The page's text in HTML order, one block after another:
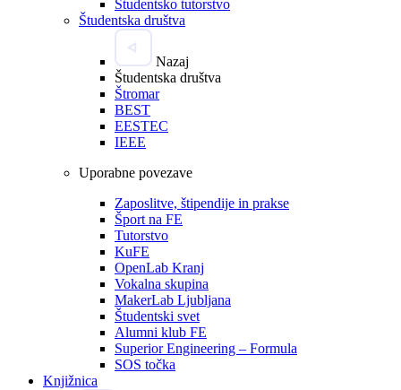
Študentsko tutorstvo
Študentska društva
Nazaj
Študentska društva
Štromar
BEST
EESTEC
IEEE
Uporabne povezave
Zaposlitve, štipendije in prakse
Šport na FE
Tutorstvo
KuFE
OpenLab Kranj
Vokalna skupina
MakerLab Ljubljana
Študentski svet
Alumni klub FE
Superior Engineering – Formula
SOS točka
Knjižnica